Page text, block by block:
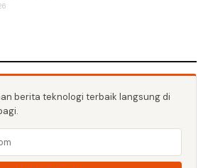
berita teknologi terbaik langsung di